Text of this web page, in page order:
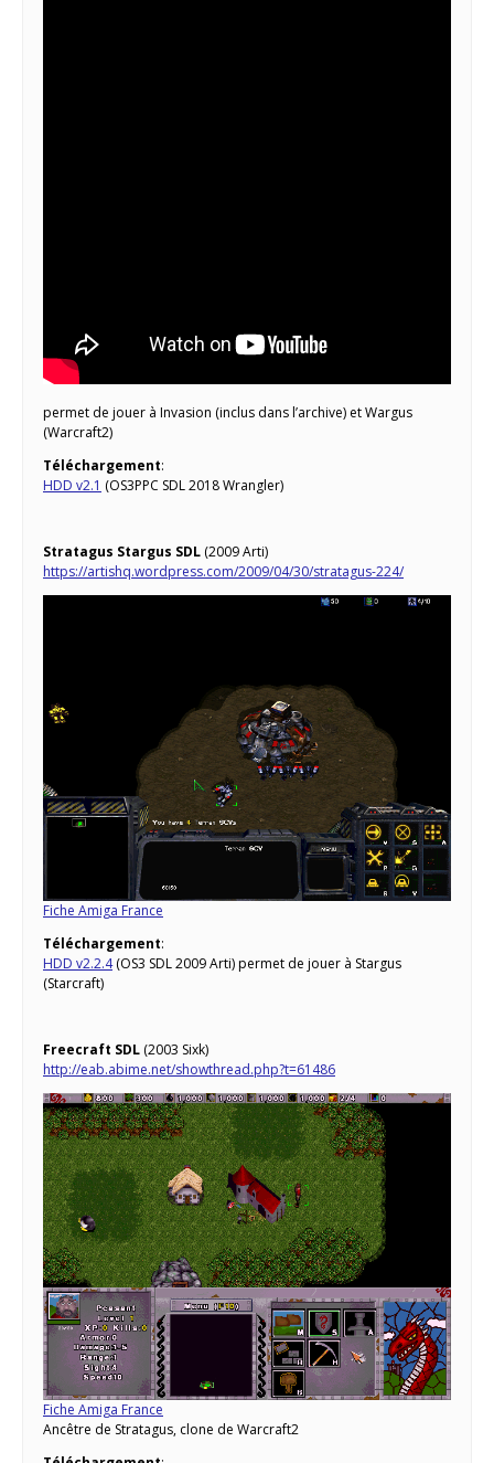
permet de jouer à Invasion (inclus dans l’archive) et Wargus
(Warcraft2)
Téléchargement:
HDD v2.1 (OS3PPC SDL 2018 Wrangler)
Stratagus Stargus SDL (2009 Arti)
https://artishq.wordpress.com/2009/04/30/stratagus-224/
Fiche Amiga France
Téléchargement:
HDD v2.2.4(OS3 SDL 2009 Arti) permet de jouer à Stargus
(Starcraft)
Freecraft SDL (2003 Sixk)
http://eab.abime.net/showthread.php?t=61486
Fiche Amiga France
Ancêtre de Stratagus, clone de Warcraft2